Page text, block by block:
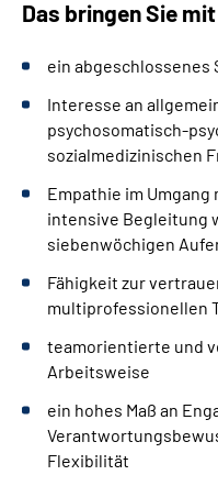
Das bringen Sie mit
ein abgeschlossenes
Interesse an
psychosomatisch-
sozialmedizinischen
Empathie im
intensive Begleitung
siebenwöchigen
Fähigkeit zur
multiprofessionellen
teamorientierte und
Arbeitsweise
ein hohes Maß an
Flexibilität